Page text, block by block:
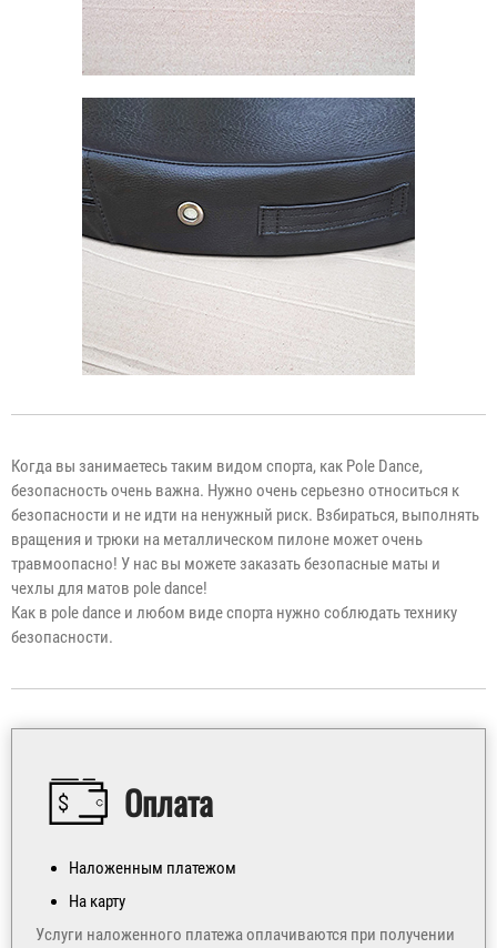
Когда вы занимаетесь таким видом спорта, как Pole Dance,
безопасность очень важна. Нужно очень серьезно относиться к
безопасности и не идти на ненужный риск. Взбираться, выполнять
вращения и трюки на металлическом пилоне может очень
травмоопасно! У нас вы можете заказать безопасные маты и
чехлы для матов pole dance!
Как в pole dance и любом виде спорта нужно соблюдать технику
безопасности.
Оплата
Наложенным платежом
На карту
Услуги наложенного платежа оплачиваются при получении